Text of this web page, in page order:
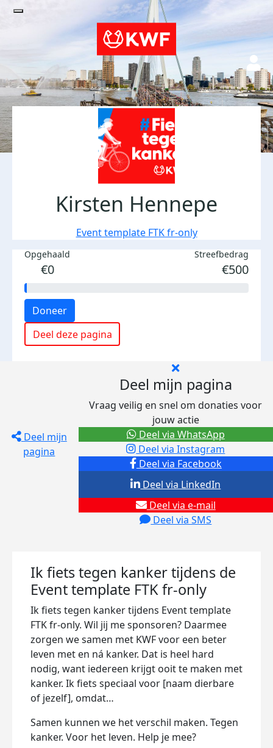
Kirsten Hennepe
Event template FTK fr-only
Opgehaald
€0
Streefbedrag
€500
Doneer
Deel deze pagina
Deel mijn
pagina
Deel mijn pagina
Vraag veilig en snel om donaties voor
jouw actie
Deel via Facebook
Deel via Instagram
Deel via e-mail
Deel via SMS
Deel via LinkedIn
Deel via WhatsApp
Ik fiets tegen kanker tijdens de
Event template FTK fr-only
Ik fiets tegen kanker tijdens Event template
FTK fr-only. Wil jij me sponsoren? Daarmee
zorgen we samen met KWF voor een beter
leven met en ná kanker. Dat is heel hard
nodig, want iedereen krijgt ooit te maken met
kanker. Ik fiets speciaal voor [naam dierbare
of jezelf], omdat…
Samen kunnen we het verschil maken. Tegen
kanker. Voor het leven. Help je mee?